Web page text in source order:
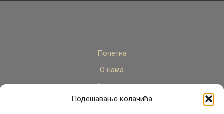
Подешавање колачића
Почетна
О нама
Актуелно
Стручни кадар